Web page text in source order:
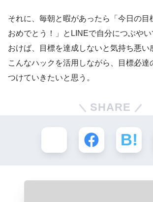
それに、毎朝と暇があったら「今日の目
おめでとう！」とLINEで自分につぶや
おけば、目標を達成しないと気持ち悪い
こんなハックを活用しながら、目標必達
つけていきたいと思う。
SHARE